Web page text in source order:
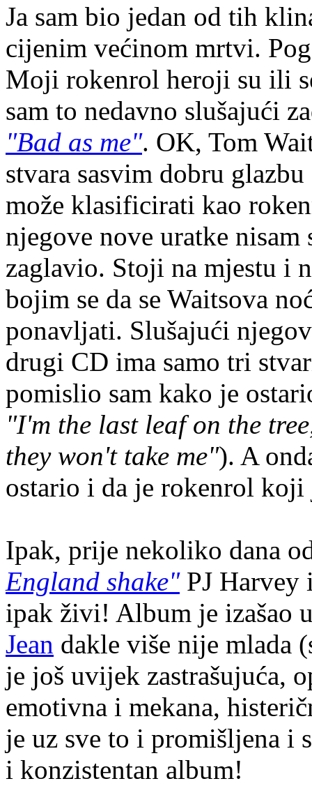
Ja sam bio jedan od tih
cijenim većinom mrtvi.
Moji rokenrol heroji su ili
sam to nedavno slušajući
"Bad as me". OK, Tom
stvara sasvim dobru
može klasificirati kao
njegove nove uratke nisam
zaglavio. Stoji na mjestu i
bojim se da se Waitsova
ponavljati. Slušajući
drugi CD ima samo tri
pomislio sam kako je
"I'm the last leaf on the
they won't take me"). A
ostario i da je rokenrol
Ipak, prije nekoliko dana
England shake"PJ Harvey
ipak živi! Album je izašao
Jean dakle više nije mlada
je još uvijek zastrašujuća,
emotivna i mekana,
je uz sve to i promišljena i
i konzistentan album!